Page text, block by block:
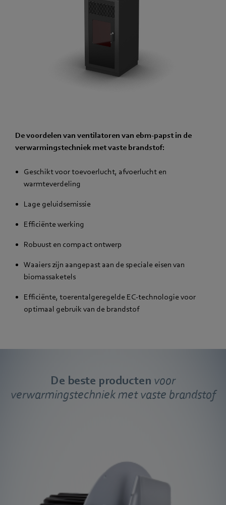
De voordelen van ventilatoren van ebm‑papst in de
verwarmingstechniek met vaste brandstof:
Geschikt voor toevoerlucht, afvoerlucht en
warmteverdeling
Lage geluidsemissie
Efficiënte werking
Robuust en compact ontwerp
Waaiers zijn aangepast aan de speciale eisen van
biomassaketels
Efficiënte, toerentalgeregelde EC-technologie voor
optimaal gebruik van de brandstof
De beste producten voor
verwarmingstechniek met vaste brandstof